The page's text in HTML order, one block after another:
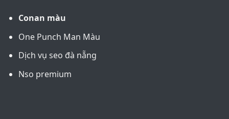
Conan màu
One Punch Man Màu
Dịch vụ seo đà nẵng
Nso premium